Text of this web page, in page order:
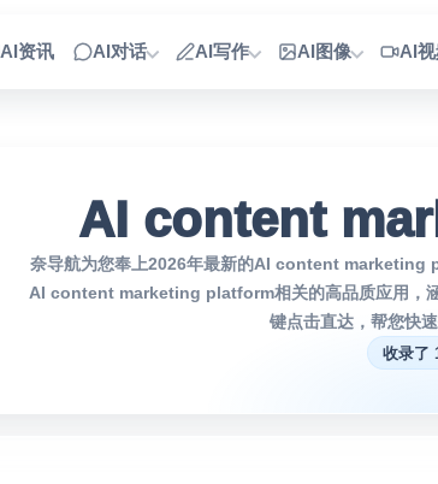
AI资讯 AI对话 AI写作 AI图像 AI
AI content
奈导航为您奉上2026年最新的AI content marketing
AI content marketing platform相关的高品质应用，
键点击直达，帮您快
收录了